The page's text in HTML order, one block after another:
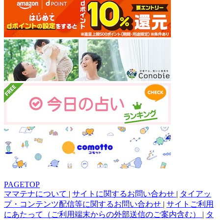
PAGETOP
ママテナについて | サイトに関するお問い合わせ | タイアッ
プ・コンテンツ配信等に関するお問い合わせ | サイトご利用
にあたって（ご利用端末からの外部送信のご案内含む） | タ